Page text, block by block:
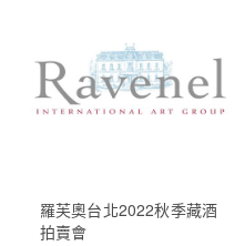
羅芙奧台北2022秋季藏酒
拍賣會